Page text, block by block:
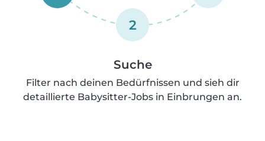
2
Suche
Filter nach deinen Bedürfnissen und sieh dir
detaillierte Babysitter-Jobs in Einbrungen an.